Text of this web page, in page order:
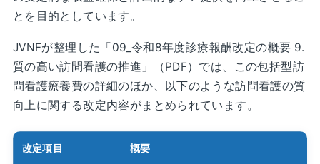
とを目的としています。
JVNFが整理した「09_令和8年度診療報酬改定の概要 9.
質の高い訪問看護の推進」（PDF）では、この包括型訪
問看護療養費の詳細のほか、以下のような訪問看護の質
向上に関する改定内容がまとめられています。
改定項目 概要